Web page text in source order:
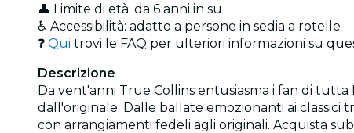
👤 Limite di età: da 6 anni in su
♿ Accessibilità: adatto a persone in sedia a rotelle
❓ Qui trovi le FAQ per ulteriori informazioni su
Descrizione
Da vent'anni True Collins entusiasma i fan di tutta
dall'originale. Dalle ballate emozionanti ai
con arrangiamenti fedeli agli originali. Acquista